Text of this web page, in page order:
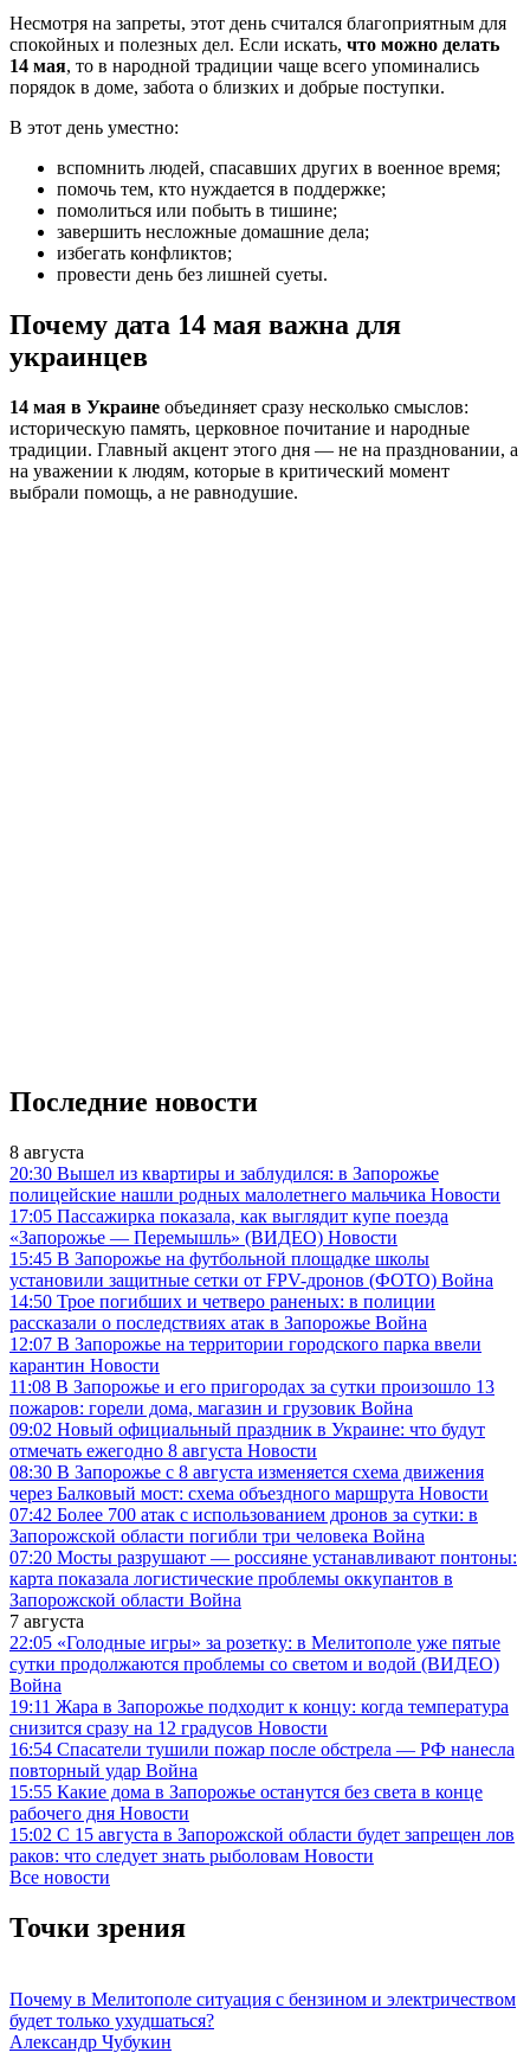
Несмотря на запреты, этот день считался благоприятным для
спокойных и полезных дел. Если искать, что можно делать
14 мая, то в народной традиции чаще всего упоминались
порядок в доме, забота о близких и добрые поступки.
В этот день уместно:
вспомнить людей, спасавших других в военное время;
помочь тем, кто нуждается в поддержке;
помолиться или побыть в тишине;
завершить несложные домашние дела;
избегать конфликтов;
провести день без лишней суеты.
Почему дата 14 мая важна для
украинцев
14 мая в Украине объединяет сразу несколько смыслов:
историческую память, церковное почитание и народные
традиции. Главный акцент этого дня — не на праздновании, а
на уважении к людям, которые в критический момент
выбрали помощь, а не равнодушие.
Последние новости
8 августа
20:30 Вышел из квартиры и заблудился: в Запорожье
полицейские нашли родных малолетнего мальчика Новости
17:05 Пассажирка показала, как выглядит купе поезда
«Запорожье — Перемышль» (ВИДЕО) Новости
15:45 В Запорожье на футбольной площадке школы
установили защитные сетки от FPV-дронов (ФОТО) Война
14:50 Трое погибших и четверо раненых: в полиции
рассказали о последствиях атак в Запорожье Война
12:07 В Запорожье на территории городского парка ввели
карантин Новости
11:08 В Запорожье и его пригородах за сутки произошло 13
пожаров: горели дома, магазин и грузовик Война
09:02 Новый официальный праздник в Украине: что будут
отмечать ежегодно 8 августа Новости
08:30 В Запорожье с 8 августа изменяется схема движения
через Балковый мост: схема объездного маршрута Новости
07:42 Более 700 атак с использованием дронов за сутки: в
Запорожской области погибли три человека Война
07:20 Мосты разрушают — россияне устанавливают понтоны:
карта показала логистические проблемы оккупантов в
Запорожской области Война
7 августа
22:05 «Голодные игры» за розетку: в Мелитополе уже пятые
сутки продолжаются проблемы со светом и водой (ВИДЕО)
Война
19:11 Жара в Запорожье подходит к концу: когда температура
снизится сразу на 12 градусов Новости
16:54 Спасатели тушили пожар после обстрела — РФ нанесла
повторный удар Война
15:55 Какие дома в Запорожье останутся без света в конце
рабочего дня Новости
15:02 С 15 августа в Запорожской области будет запрещен лов
раков: что следует знать рыболовам Новости
Все новости
Точки зрения
Почему в Мелитополе ситуация с бензином и электричеством
будет только ухудшаться?
Александр Чубукин